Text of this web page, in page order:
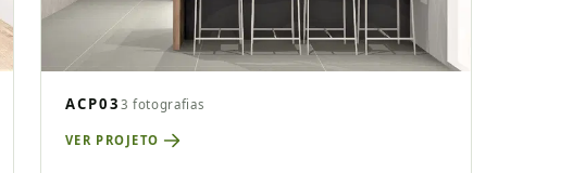
ACP03 3 fotografias
VER PROJETO